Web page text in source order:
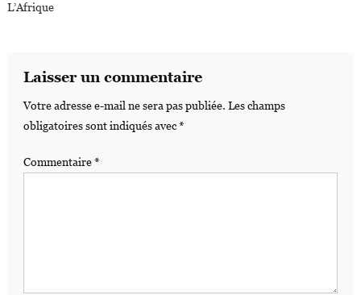
L’Afrique
Laisser un commentaire
Votre adresse e-mail ne sera pas publiée. Les champs
obligatoires sont indiqués avec*
Commentaire*